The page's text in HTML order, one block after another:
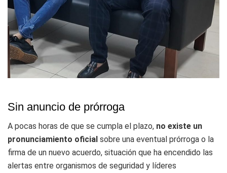
Sin anuncio de prórroga
A pocas horas de que se cumpla el plazo, no existe un
pronunciamiento oficial sobre una eventual prórroga o la
firma de un nuevo acuerdo, situación que ha encendido las
alertas entre organismos de seguridad y líderes